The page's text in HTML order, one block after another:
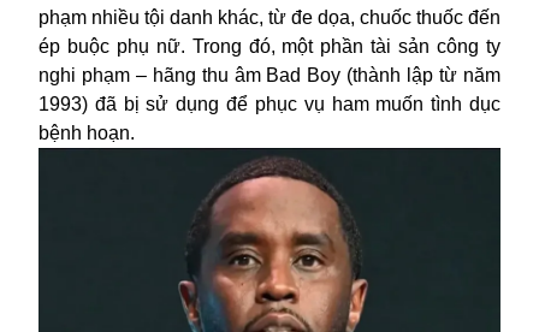
phạm nhiều tội danh khác, từ đe dọa, chuốc thuốc đến
ép buộc phụ nữ. Trong đó, một phần tài sản công ty
nghi phạm – hãng thu âm Bad Boy (thành lập từ năm
1993) đã bị sử dụng để phục vụ ham muốn tình dục
bệnh hoạn.